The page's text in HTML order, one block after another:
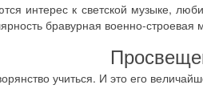
интерес к светской музыке,
бравурная военно-строевая
учиться. И это его